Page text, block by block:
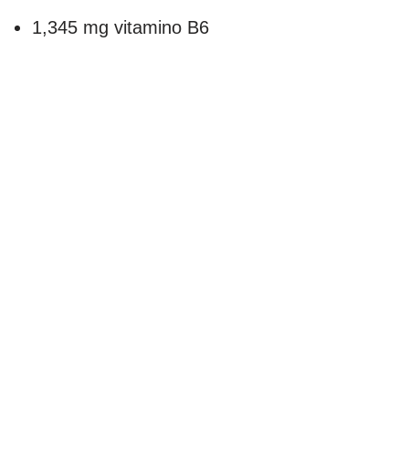
1,345 mg vitamino B6